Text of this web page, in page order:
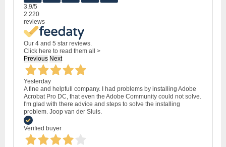
3,9/5
2.220
reviews
Our 4 and 5 star reviews.
Click here to read them all >
Previous Next
Yesterday
A fine and helpfull company. I had problems by installing Adobe
Acrobat Pro DC, that even the Adobe Community could not solve.
I'm glad with there advice and steps to solve the installing
problem. Joop van der Sluis.
Verified buyer